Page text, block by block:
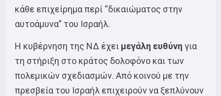
κάθε επιχείρημα περί “δικαιώματος στην
αυτοάμυνα” του Ισραήλ.
Η κυβέρνηση της ΝΔ έχει μεγάλη ευθύνη για
τη στήριξη στο κράτος δολοφόνο και των
πολεμικών σχεδιασμών. Από κοινού με την
πρεσβεία του Ισραήλ επιχειρούν να ξεπλύνουν